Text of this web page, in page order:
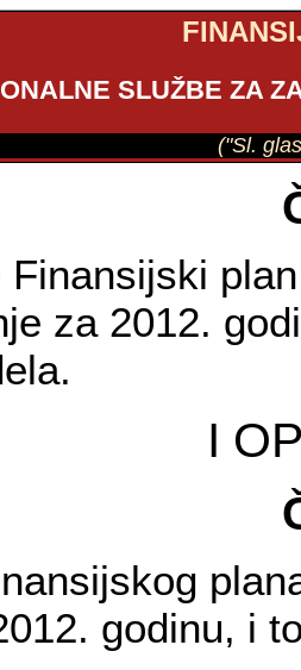
SLUŽBE ZA
("Sl.
Finansijski
za 2012.
I
godinu, i